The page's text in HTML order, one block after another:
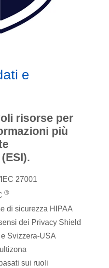
e
risorse per
più
27001
®
di sicurezza HIPAA
dei Privacy Shield
Svizzera-USA
sui ruoli